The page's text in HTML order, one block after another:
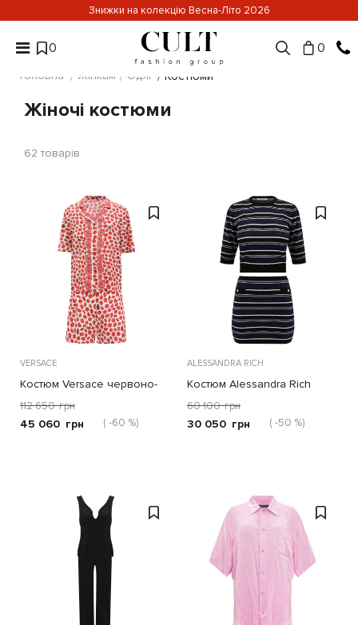
Знижки на колекцію Весна-Літо 2026
0 0
Головна Жінкам Одяг Костюми
Жіночі костюми
62 товарів
VERSACE
Костюм Versace червоно-
білий
112 650 грн
45 060 грн ( -60 %)
ALESSANDRA RICH
Костюм Alessandra Rich
синій
60 100 грн
30 050 грн ( -50 %)